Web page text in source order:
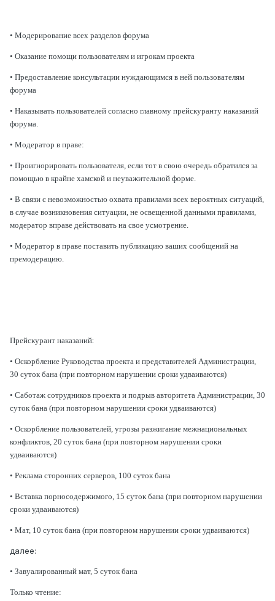
• Модерирование всех разделов форума
• Оказание помощи пользователям и игрокам проекта
• Предоставление консультации нуждающимся в ней пользователям
форума
• Наказывать пользователей согласно главному прейскуранту наказаний
форума.
• Модератор в праве:
• Проигнорировать пользователя, если тот в свою очередь обратился за
помощью в крайне хамской и неуважительной форме.
• В связи с невозможностью охвата правилами всех вероятных ситуаций,
в случае возникновения ситуации, не освещенной данными правилами,
модератор вправе действовать на свое усмотрение.
• Модератор в праве поставить публикацию ваших сообщений на
премодерацию.
Прейскурант наказаний:
• Оскорбление Руководства проекта и представителей Администрации,
30 суток бана (при повторном нарушении сроки удваиваются)
• Саботаж сотрудников проекта и подрыв авторитета Администрации, 30
суток бана (при повторном нарушении сроки удваиваются)
• Оскорбление пользователей, угрозы разжигание межнациональных
конфликтов, 20 суток бана (при повторном нарушении сроки
удваиваются)
• Реклама сторонних серверов, 100 суток бана
• Вставка порносодержимого, 15 суток бана (при повторном нарушении
сроки удваиваются)
• Мат, 10 суток бана (при повторном нарушении сроки удваиваются)
далее:
• Завуалированный мат, 5 суток бана
Только чтение: